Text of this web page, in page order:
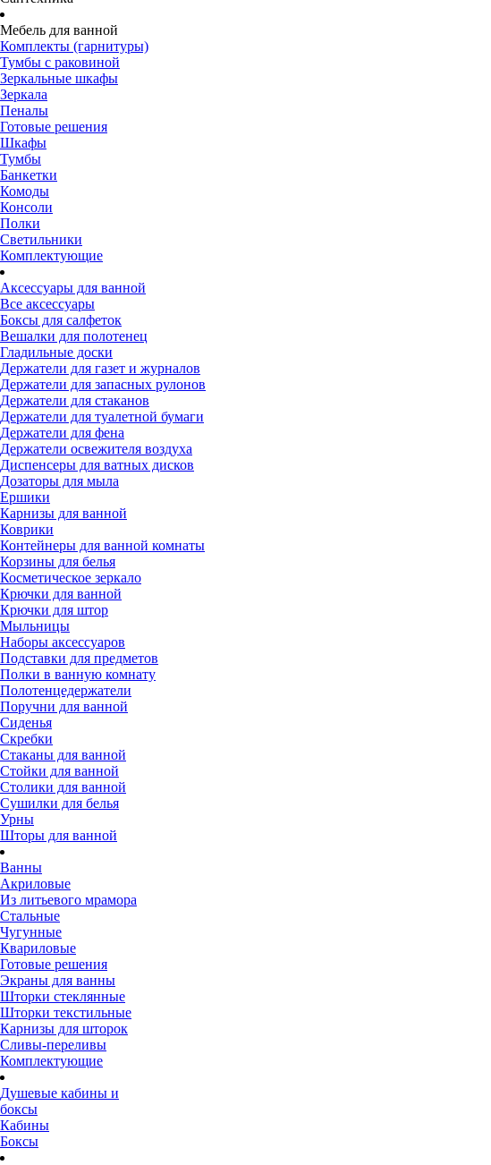
Мебель для ванной
Комплекты (гарнитуры)
Тумбы с раковиной
Зеркальные шкафы
Зеркала
Пеналы
Готовые решения
Шкафы
Тумбы
Банкетки
Комоды
Консоли
Полки
Светильники
Комплектующие
Аксессуары для ванной
Все аксессуары
Боксы для салфеток
Вешалки для полотенец
Гладильные доски
Держатели для газет и журналов
Держатели для запасных рулонов
Держатели для стаканов
Держатели для туалетной бумаги
Держатели для фена
Держатели освежителя воздуха
Диспенсеры для ватных дисков
Дозаторы для мыла
Ершики
Карнизы для ванной
Коврики
Контейнеры для ванной комнаты
Корзины для белья
Косметическое зеркало
Крючки для ванной
Крючки для штор
Мыльницы
Наборы аксессуаров
Подставки для предметов
Полки в ванную комнату
Полотенцедержатели
Поручни для ванной
Сиденья
Скребки
Стаканы для ванной
Стойки для ванной
Столики для ванной
Сушилки для белья
Урны
Шторы для ванной
Ванны
Акриловые
Из литьевого мрамора
Стальные
Чугунные
Квариловые
Готовые решения
Экраны для ванны
Шторки стеклянные
Шторки текстильные
Карнизы для шторок
Сливы-переливы
Комплектующие
Душевые кабины и
боксы
Кабины
Боксы